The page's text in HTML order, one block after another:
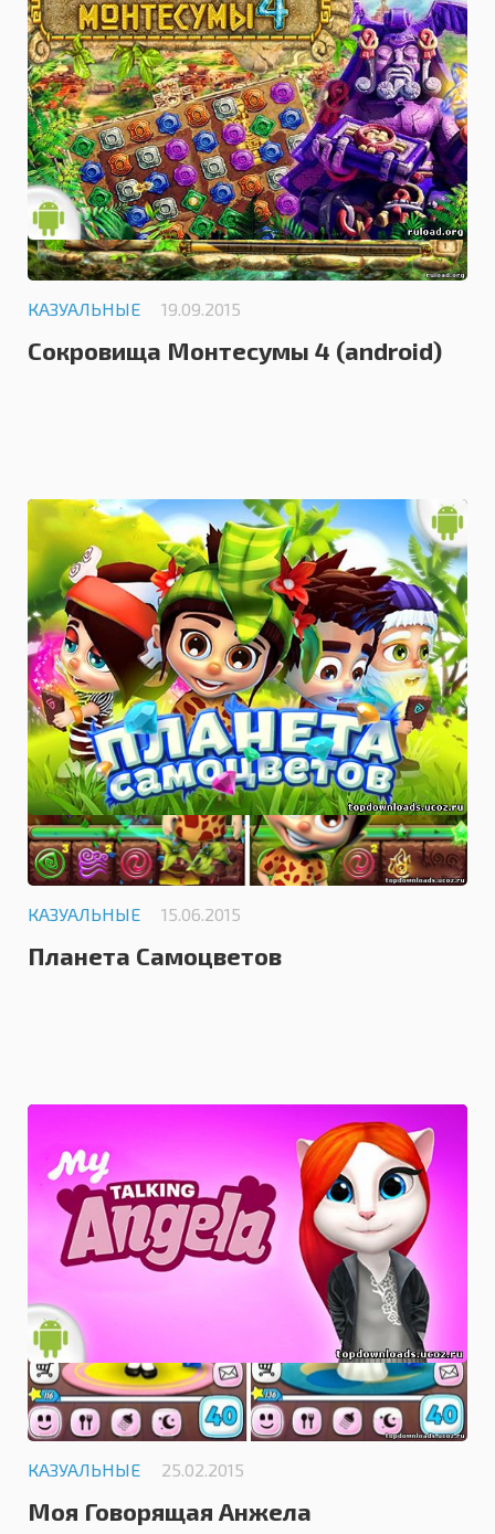
КАЗУАЛЬНЫЕ 19.09.2015
Сокровища Монтесумы 4 (android)
0.0
КАЗУАЛЬНЫЕ 15.06.2015
Планета Самоцветов
4.7
КАЗУАЛЬНЫЕ 25.02.2015
Моя Говорящая Анжела